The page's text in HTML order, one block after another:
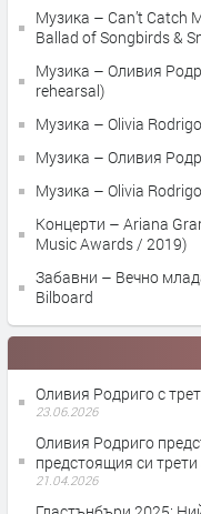
Музика – Can’t Catch
Ballad of Songbirds &
Музика – Оливия
rehearsal)
Музика – Olivia
Музика – Оливия
Музика – Olivia
Концерти – Ariana
Music Awards / 2019)
Забавни – Вечно младата
Bilboard
Оливия Родриго с
23.06.2026
Оливия Родриго
предстоящия си
21.04.2026